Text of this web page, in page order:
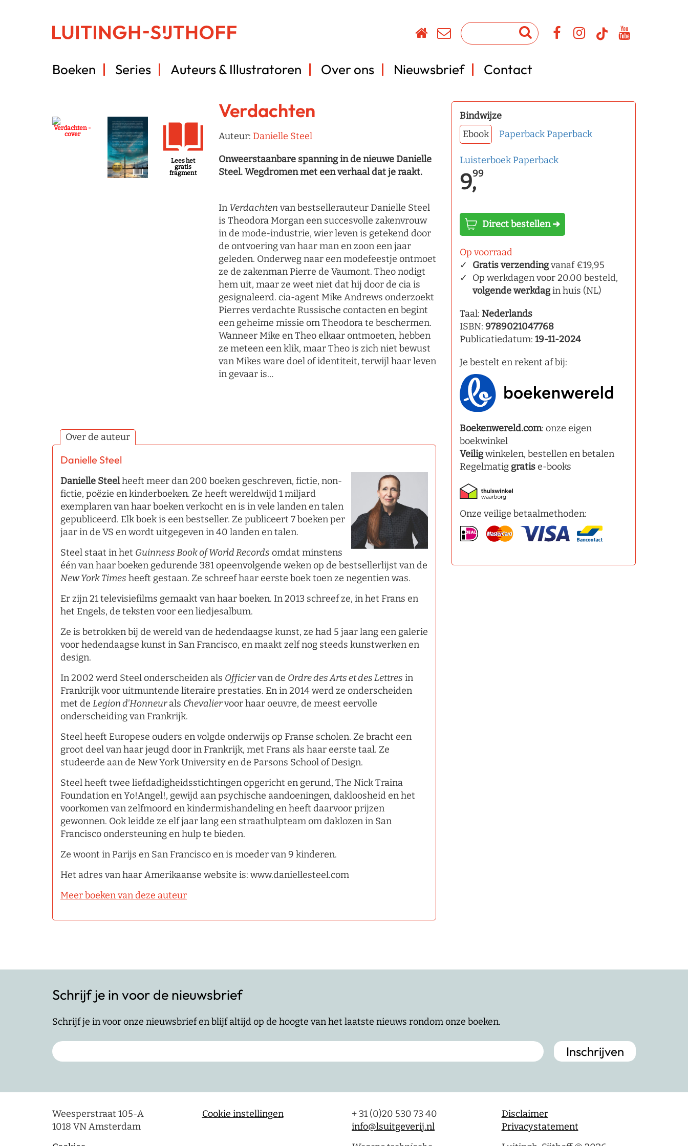
Boeken Series Auteurs & Illustratoren Over ons Nieuwsbrief Contact
Lees het
gratis
fragment
Verdachten
Auteur: Danielle Steel
Onweerstaanbare spanning in de nieuwe Danielle
Steel. Wegdromen met een verhaal dat je raakt.
In Verdachten van bestsellerauteur Danielle Steel
is Theodora Morgan een succesvolle zakenvrouw
in de mode-industrie, wier leven is getekend door
de ontvoering van haar man en zoon een jaar
geleden. Onderweg naar een modefeestje ontmoet
ze de zakenman Pierre de Vaumont. Theo nodigt
hem uit, maar ze weet niet dat hij door de cia is
gesignaleerd. cia-agent Mike Andrews onderzoekt
Pierres verdachte Russische contacten en begint
een geheime missie om Theodora te beschermen.
Wanneer Mike en Theo elkaar ontmoeten, hebben
ze meteen een klik, maar Theo is zich niet bewust
van Mikes ware doel of identiteit, terwijl haar leven
in gevaar is…
Over de auteur
Danielle Steel
Danielle Steelheeft meer dan 200 boeken geschreven, fictie, non-
fictie, poëzie en kinderboeken. Ze heeft wereldwijd 1 miljard
exemplaren van haar boeken verkocht en is in vele landen en talen
gepubliceerd. Elk boek is een bestseller. Ze publiceert 7 boeken per
jaar in de VS en wordt uitgegeven in 40 landen en talen.
Steel staat in het Guinness Book of World Records omdat minstens
één van haar boeken gedurende 381 opeenvolgende weken op de bestsellerlijst van de
New York Times heeft gestaan. Ze schreef haar eerste boek toen ze negentien was.
Er zijn 21 televisiefilms gemaakt van haar boeken. In 2013 schreef ze, in het Frans en
het Engels, de teksten voor een liedjesalbum.
Ze is betrokken bij de wereld van de hedendaagse kunst, ze had 5 jaar lang een galerie
voor hedendaagse kunst in San Francisco, en maakt zelf nog steeds kunstwerken en
design.
In 2002 werd Steel onderscheiden als Officiervan de Ordre des Arts et des Lettres in
Frankrijk voor uitmuntende literaire prestaties. En in 2014 werd ze onderscheiden
met de Legion d'Honneurals Chevaliervoor haar oeuvre, de meest eervolle
onderscheiding van Frankrijk.
Steel heeft Europese ouders en volgde onderwijs op Franse scholen. Ze bracht een
groot deel van haar jeugd door in Frankrijk, met Frans als haar eerste taal. Ze
studeerde aan de New York University en de Parsons School of Design.
Steel heeft twee liefdadigheidsstichtingen opgericht en gerund, The Nick Traina
Foundation en Yo!Angel!, gewijd aan psychische aandoeningen, dakloosheid en het
voorkomen van zelfmoord en kindermishandeling en heeft daarvoor prijzen
gewonnen. Ook leidde ze elf jaar lang een straathulpteam om daklozen in San
Francisco ondersteuning en hulp te bieden.
Ze woont in Parijs en San Francisco en is moeder van 9 kinderen.
Het adres van haar Amerikaanse website is: www.daniellesteel.com
Meer boeken van deze auteur
Bindwijze
Ebook
Paperback Paperback
Luisterboek Paperback
9,99
Direct bestellen ➔
Op voorraad
Gratis verzendingvanaf €19,95
Op werkdagen voor 20.00 besteld,
volgende werkdagin huis (NL)
Taal: Nederlands
ISBN: 9789021047768
Publicatiedatum: 19-11-2024
Je bestelt en rekent af bij:
Boekenwereld.com: onze eigen
boekwinkel
Veiligwinkelen, bestellen en betalen
Regelmatig gratise-books
Onze veilige betaalmethoden:
Schrijf je in voor de nieuwsbrief
Schrijf je in voor onze nieuwsbrief en blijf altijd op de hoogte van het laatste nieuws rondom onze boeken.
Weesperstraat 105-A
1018 VN Amsterdam
Cookie instellingen
+ 31 (0)20 530 73 40
info@lsuitgeverij.nl
Disclaimer
Privacystatement